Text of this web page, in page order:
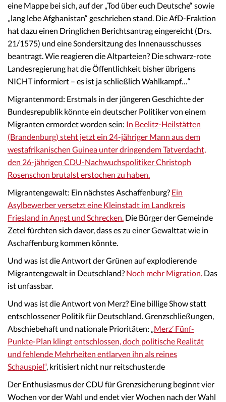
eine Mappe bei sich, auf der „Tod über euch Deutsche“ sowie
„lang lebe Afghanistan“ geschrieben stand. Die AfD-Fraktion
hat dazu einen Dringlichen Berichtsantrag eingereicht (Drs.
21/1575) und eine Sondersitzung des Innenausschusses
beantragt. Wie reagieren die Altparteien? Die schwarz-rote
Landesregierung hat die Öffentlichkeit bisher übrigens
NICHT informiert – es ist ja schließlich Wahlkampf…“
Migrantenmord: Erstmals in der jüngeren Geschichte der
Bundesrepublik könnte ein deutscher Politiker von einem
Migranten ermordet worden sein: In Beelitz-Heilstätten
(Brandenburg) steht jetzt ein 24-jähriger Mann aus dem
westafrikanischen Guinea unter dringendem Tatverdacht,
den 26-jährigen CDU-Nachwuchspolitiker Christoph
Rosenschon brutalst erstochen zu haben.
Migrantengewalt: Ein nächstes Aschaffenburg? Ein
Asylbewerber versetzt eine Kleinstadt im Landkreis
Friesland in Angst und Schrecken. Die Bürger der Gemeinde
Zetel fürchten sich davor, dass es zu einer Gewalttat wie in
Aschaffenburg kommen könnte.
Und was ist die Antwort der Grünen auf explodierende
Migrantengewalt in Deutschland? Noch mehr Migration. Das
ist unfassbar.
Und was ist die Antwort von Merz? Eine billige Show statt
entschlossener Politik für Deutschland. Grenzschließungen,
Abschiebehaft und nationale Prioritäten: „Merz’ Fünf-
Punkte-Plan klingt entschlossen, doch politische Realität
und fehlende Mehrheiten entlarven ihn als reines
Schauspiel“, kritisiert nicht nur reitschuster.de
Der Enthusiasmus der CDU für Grenzsicherung beginnt vier
Wochen vor der Wahl und endet vier Wochen nach der Wahl